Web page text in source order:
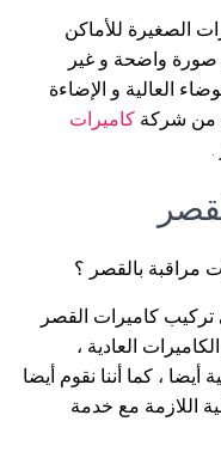
الصغيرة للأماكن
واضحة و غير
العالية و الإضاءة
من شركة كاميرات
.
مراقبة بالقصر ؟
كاميرات القصر
العادية ،
أيضا ، كما أننا نقوم أيضا
اللازمة مع خدمة